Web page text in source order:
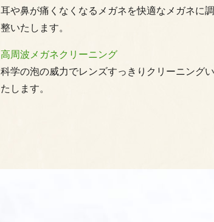
耳や鼻が痛くなくなるメガネを快適なメガネに調
整いたします。
高周波メガネクリーニング
科学の泡の威力でレンズすっきりクリーニングい
たします。